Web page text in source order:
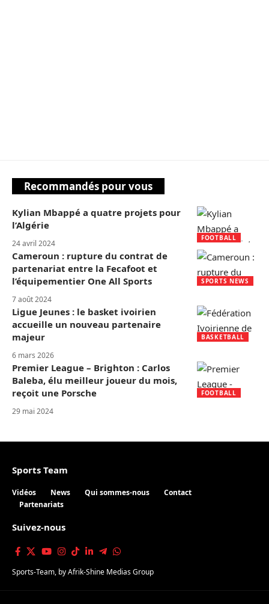
Recommandés pour vous
FOOTBALL
Kylian Mbappé a quatre projets pour
l’Algérie
24 avril 2024
SPORTS NEWS
Cameroun : rupture du contrat de
partenariat entre la Fecafoot et
l’équipementier One All Sports
7 août 2024
BASKETBALL
Ligue Jeunes : le basket ivoirien
accueille un nouveau partenaire
majeur
6 mars 2026
FOOTBALL
Premier League – Brighton : Carlos
Baleba, élu meilleur joueur du mois,
reçoit une Porsche
29 mai 2024
Sports Team
Vidéos News Qui sommes-nous
Contact
Partenariats
Suivez-nous
Sports-Team, byAfrik-Shine Medias Group